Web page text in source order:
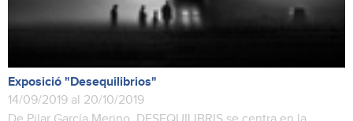
Exposició "Desequilibrios"
14/09/2019 al 20/10/2019